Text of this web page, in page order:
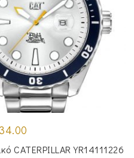
τιμή
είναι:
CATERPILLAR YR14111226